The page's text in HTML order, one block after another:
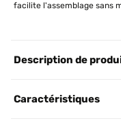
facilite l'assemblage sans
Description de
Caractéristiques